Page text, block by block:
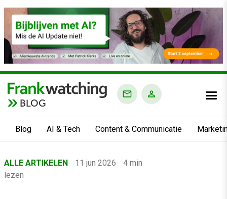
BLOG
Blog AI & Tech Content & Communicatie
›
ALLE ARTIKELEN 11 jun 2026
4 min
lezen